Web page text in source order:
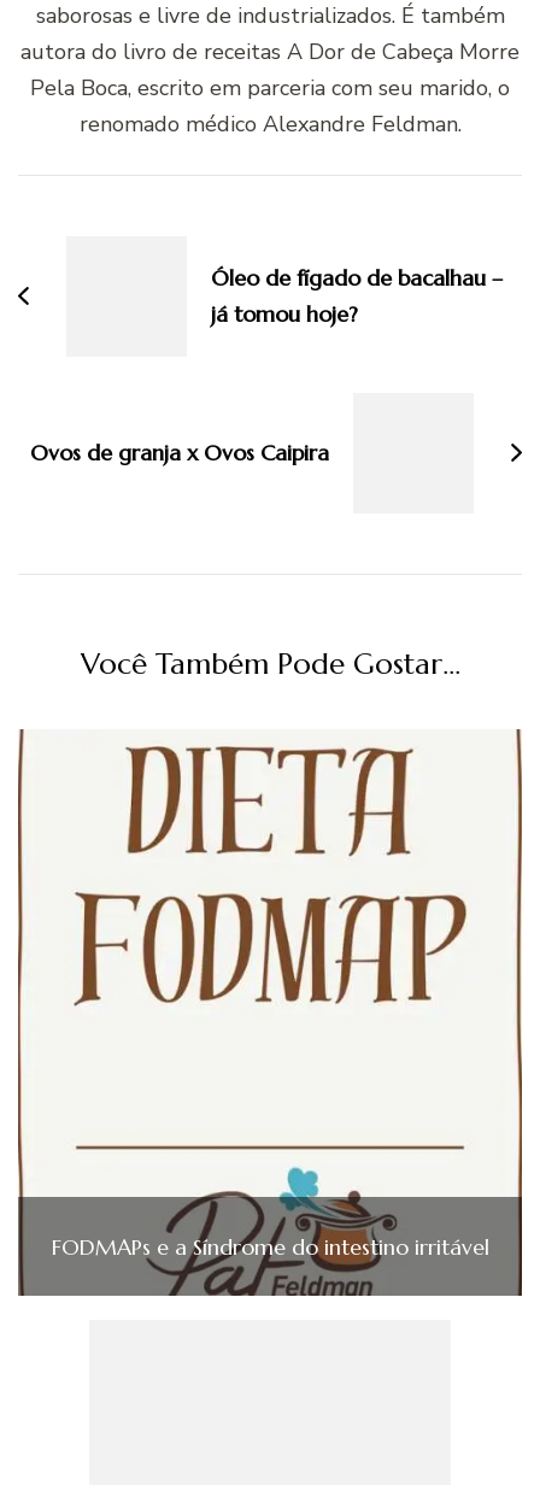
saborosas e livre de industrializados. É também
autora do livro de receitas A Dor de Cabeça Morre
Pela Boca, escrito em parceria com seu marido, o
renomado médico Alexandre Feldman.
Óleo de fígado de bacalhau –
já tomou hoje?
Ovos de granja x Ovos Caipira
Você Também Pode Gostar...
FODMAPs e a Síndrome do intestino irritável